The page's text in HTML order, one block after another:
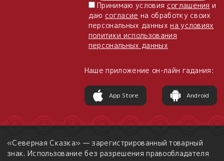
Принимаю условия соглашения и
даю согласие на обработку своих
персональных данныхна условиях
политики использования
персональных данных
Наше приложение он-лайн гадания:
App Store Android
«Северная Сказка» — зарегистрированный товарный
знак. Использование без разрешения правообладателя